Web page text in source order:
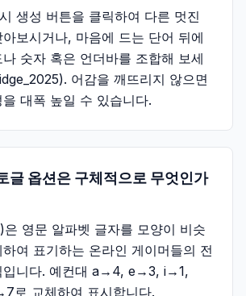
생성 버튼을 클릭하여 다른 멋진
보시거나, 마음에 드는 단어 뒤에
숫자 혹은 언더바를 조합해 보세
어감을 깨뜨리지 않으면
대폭 높일 수 있습니다.
글 옵션은 구체적으로 무엇인가
영문 알파벳 글자를 모양이 비슷
여 표기하는 온라인 게이머들의 전
입니다. 예컨대 a→4, e→3, i→1,
교체하여 표시합니다.